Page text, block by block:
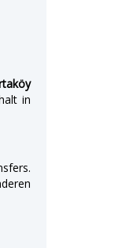
in